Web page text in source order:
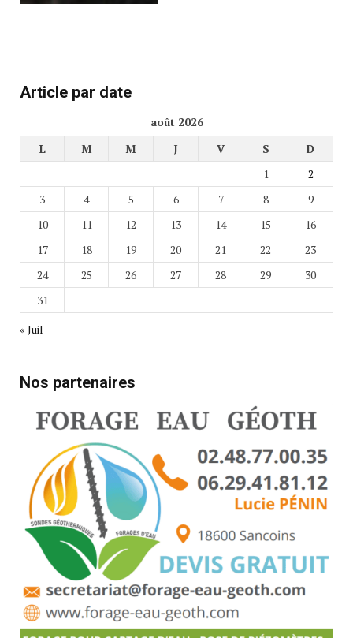
Article par date
août 2026
L
M M J V S
D
1
2
3
4 5 6 7 8
9
10
11 12 13 14 15
16
17
18 19 20 21 22
23
24
25 26 27 28 29
30
31
« Juil
Nos partenaires